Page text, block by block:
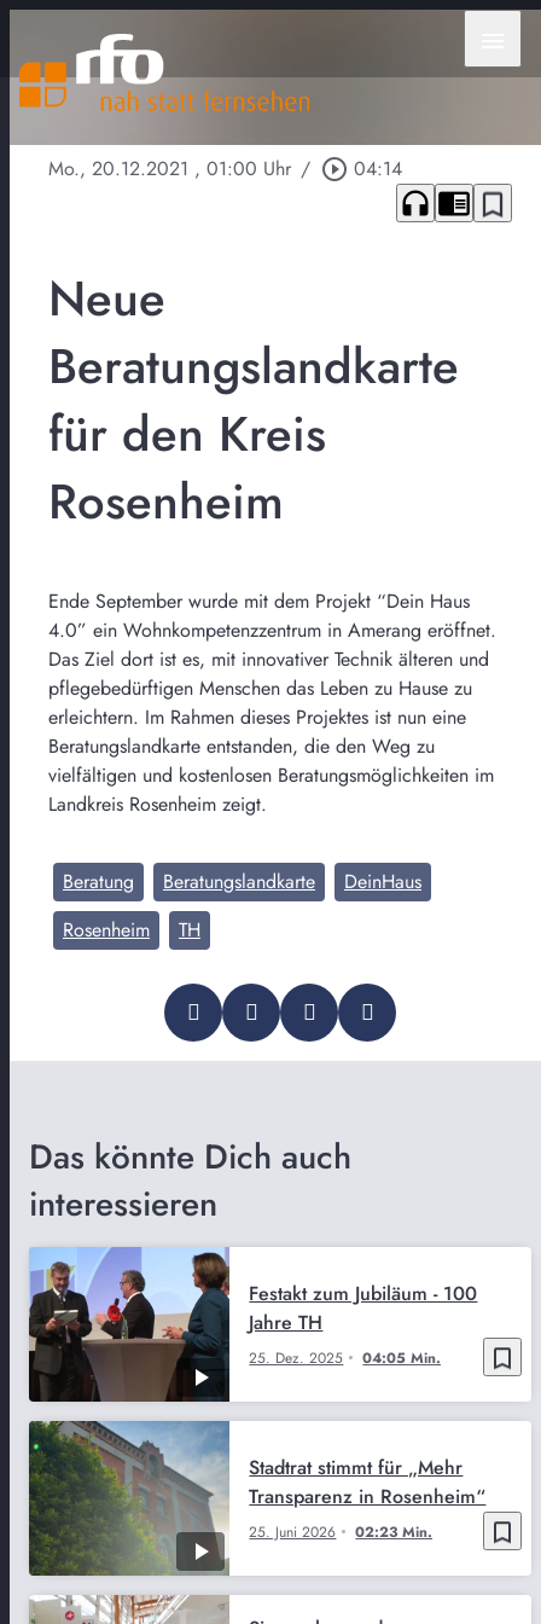
Mo., 20.12.2021 , 01:00 Uhr / play_circle_outline 04:14
headphones chrome_reader_mode bookmark_border
Neue
Beratungslandkarte
für den Kreis
Rosenheim
Ende September wurde mit dem Projekt “Dein Haus
4.0” ein Wohnkompetenzzentrum in Amerang eröffnet.
Das Ziel dort ist es, mit innovativer Technik älteren und
pflegebedürftigen Menschen das Leben zu Hause zu
erleichtern. Im Rahmen dieses Projektes ist nun eine
Beratungslandkarte entstanden, die den Weg zu
vielfältigen und kostenlosen Beratungsmöglichkeiten im
Landkreis Rosenheim zeigt.
Beratung Beratungslandkarte
DeinHaus
Rosenheim
TH
Das könnte Dich auch
interessieren
bookmark_border
25. Dez. 2025 04:05 Min.
Festakt zum Jubiläum - 100
Jahre TH
bookmark_border
25. Juni 2026 02:23 Min.
Stadtrat stimmt für „Mehr
Transparenz in Rosenheim“